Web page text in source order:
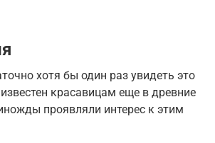
хотя бы один раз увидеть это
красавицам еще в древние
проявляли интерес к этим